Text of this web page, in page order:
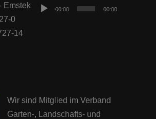
Emstek
0
14
Player
00:00 00:00
Wir sind Mitglied im Verband
Garten-, Landschafts- und